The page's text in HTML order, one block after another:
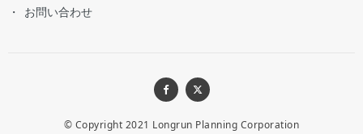
お問い合わせ
© Copyright 2021 Longrun Planning Corporation